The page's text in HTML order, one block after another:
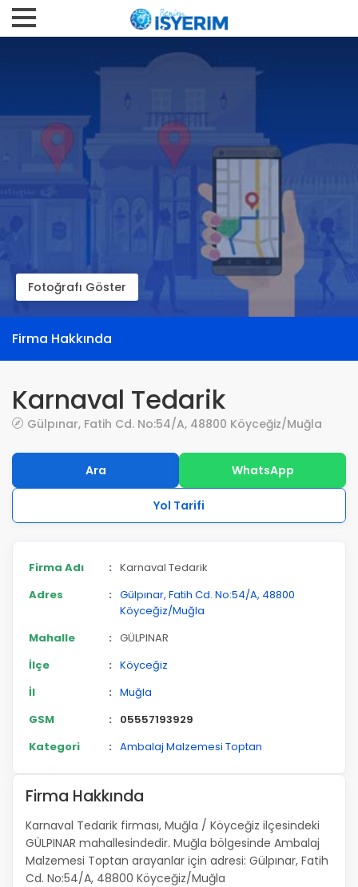
Fotoğrafı Göster
Firma Hakkında
Karnaval Tedarik
Gülpınar, Fatih Cd. No:54/A, 48800 Köyceğiz/Muğla
Ara WhatsApp
Yol Tarifi
Firma Adı : Karnaval Tedarik
Adres
: Gülpınar, Fatih Cd. No:54/A, 48800
Köyceğiz/Muğla
Mahalle
: GÜLPINAR
İlçe
: Köyceğiz
İl
: Muğla
GSM
:
05557193929
Kategori
: Ambalaj Malzemesi Toptan
Firma Hakkında
Karnaval Tedarik firması, Muğla / Köyceğiz ilçesindeki
GÜLPINAR mahallesindedir. Muğla bölgesinde Ambalaj
Malzemesi Toptan arayanlar için adresi: Gülpınar, Fatih
Cd. No:54/A, 48800 Köyceğiz/Muğla